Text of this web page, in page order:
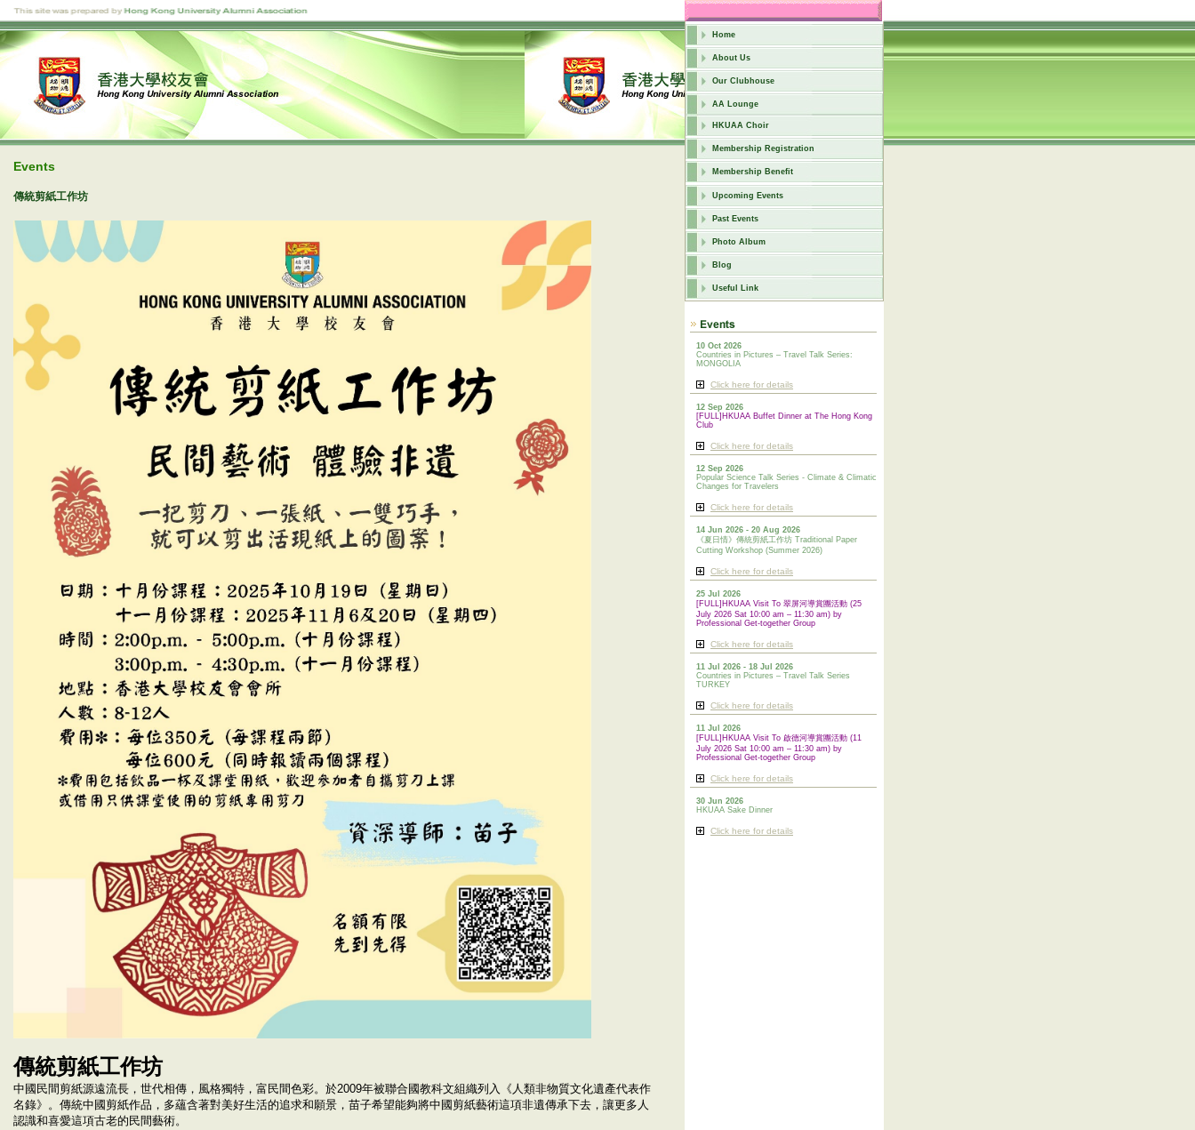
Home
About Us
Our Clubhouse
AA Lounge
HKUAA Choir
Membership Registration
Membership Benefit
Upcoming Events
Past Events
Photo Album
Blog
Useful Link
10 Oct 2026
Countries in Pictures – Travel Talk Series:
MONGOLIA
Click here for details
12 Sep 2026
[FULL]HKUAA Buffet Dinner at The Hong Kong
Club
Click here for details
12 Sep 2026
Popular Science Talk Series - Climate & Climatic
Changes for Travelers
Click here for details
14 Jun 2026 - 20 Aug 2026
《夏日情》傳統剪紙工作坊 Traditional Paper
Cutting Workshop (Summer 2026)
Click here for details
25 Jul 2026
[FULL]HKUAA Visit To 翠屏河導賞團活動 (25
July 2026 Sat 10:00 am – 11:30 am) by
Professional Get-together Group
Click here for details
11 Jul 2026 - 18 Jul 2026
Countries in Pictures – Travel Talk Series
TURKEY
Click here for details
11 Jul 2026
[FULL]HKUAA Visit To 啟德河導賞團活動 (11
July 2026 Sat 10:00 am – 11:30 am) by
Professional Get-together Group
Click here for details
30 Jun 2026
HKUAA Sake Dinner
Click here for details
Events
傳統剪紙工作坊
傳統剪紙工作坊
中國民間剪紙源遠流長，世代相傳，風格獨特，富民間色彩。於2009年被聯合國教科文組織列入《人類非物質文化遺產代表作
名錄》。傳統中國剪紙作品，多蘊含著對美好生活的追求和願景，苗子希望能夠將中國剪紙藝術這項非遺傳承下去，讓更多人
認識和喜愛這項古老的民間藝術。